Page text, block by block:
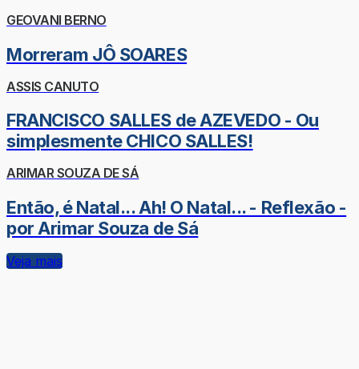
GEOVANI BERNO
Morreram JÔ SOARES
ASSIS CANUTO
FRANCISCO SALLES de AZEVEDO - Ou
simplesmente CHICO SALLES!
ARIMAR SOUZA DE SÁ
Então, é Natal... Ah! O Natal... - Reflexão -
por Arimar Souza de Sá
Veja mais